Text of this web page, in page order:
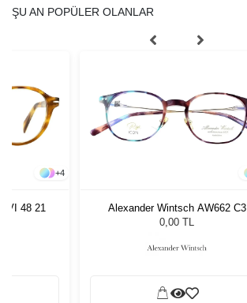
ŞU AN POPÜLER OLANLAR
+4
48 21
Alexander Wintsch AW662 C3
0,00 TL